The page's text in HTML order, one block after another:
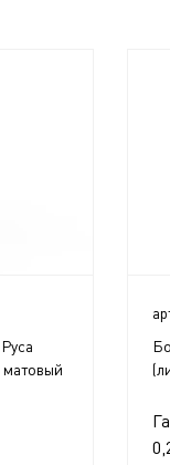
матовый